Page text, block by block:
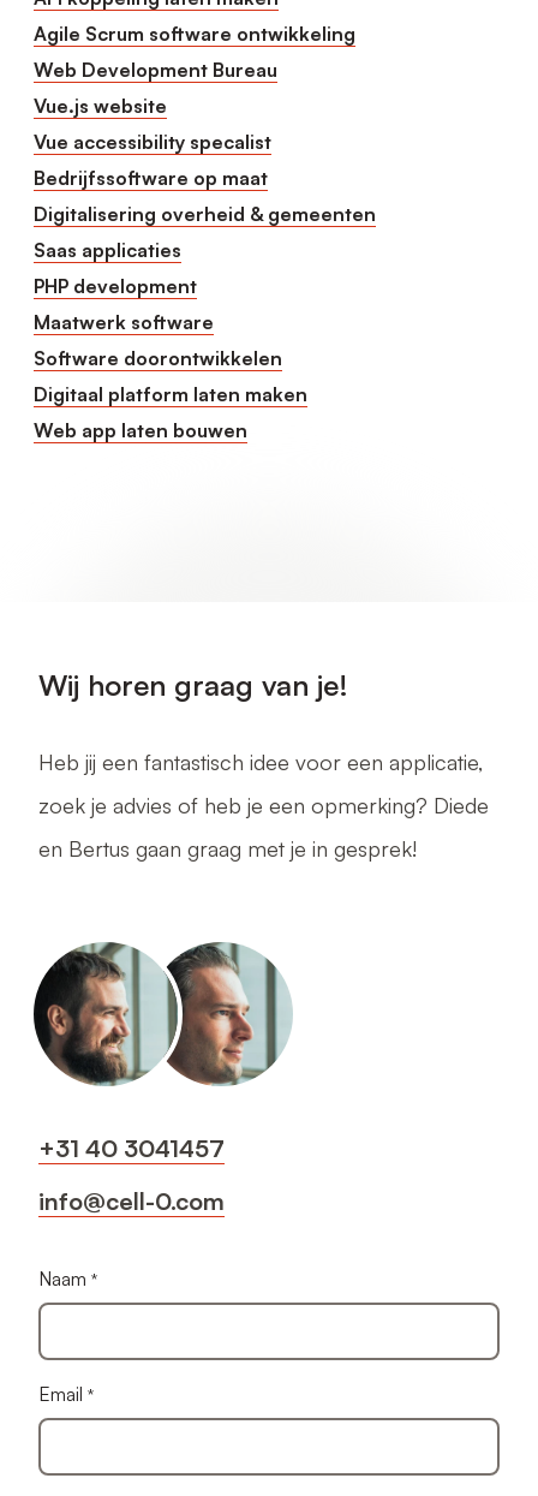
Agile Scrum software ontwikkeling
Web Development Bureau
Vue.js website
Vue accessibility specalist
Bedrijfssoftware op maat
Digitalisering overheid & gemeenten
Saas applicaties
PHP development
Maatwerk software
Software doorontwikkelen
Digitaal platform laten maken
Web app laten bouwen
Wij horen graag van je!
Heb jij een fantastisch idee voor een applicatie,
zoek je advies of heb je een opmerking? Diede
en Bertus gaan graag met je in gesprek!
+31 40 3041457
info@cell-0.com
Naam
Email